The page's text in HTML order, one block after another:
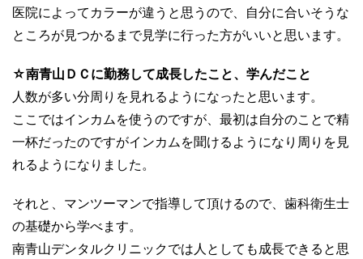
医院によってカラーが違うと思うので、自分に合いそうな
ところが見つかるまで見学に行った方がいいと思います。
☆南青山ＤＣに勤務して成長したこと、学んだこと
人数が多い分周りを見れるようになったと思います。
ここではインカムを使うのですが、最初は自分のことで精
一杯だったのですがインカムを聞けるようになり周りを見
れるようになりました。
それと、マンツーマンで指導して頂けるので、歯科衛生士
の基礎から学べます。
南青山デンタルクリニックでは人としても成長できると思